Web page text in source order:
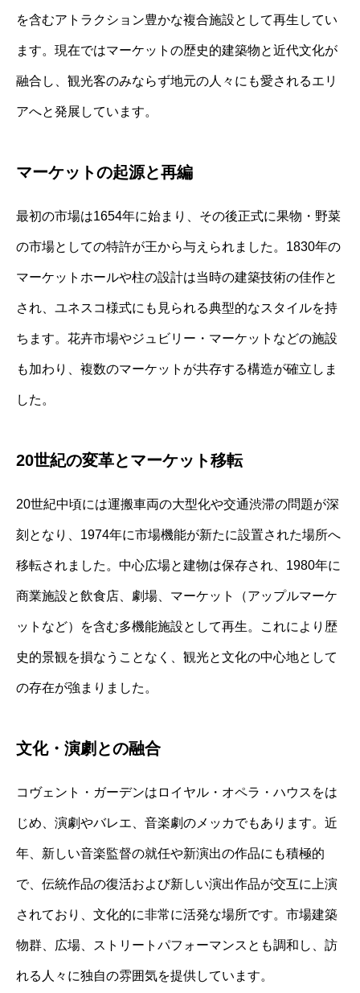
を含むアトラクション豊かな複合施設として再生してい
ます。現在ではマーケットの歴史的建築物と近代文化が
融合し、観光客のみならず地元の人々にも愛されるエリ
アへと発展しています。
マーケットの起源と再編
最初の市場は1654年に始まり、その後正式に果物・野菜
の市場としての特許が王から与えられました。1830年の
マーケットホールや柱の設計は当時の建築技術の佳作と
され、ユネスコ様式にも見られる典型的なスタイルを持
ちます。花卉市場やジュビリー・マーケットなどの施設
も加わり、複数のマーケットが共存する構造が確立しま
した。
20世紀の変革とマーケット移転
20世紀中頃には運搬車両の大型化や交通渋滞の問題が深
刻となり、1974年に市場機能が新たに設置された場所へ
移転されました。中心広場と建物は保存され、1980年に
商業施設と飲食店、劇場、マーケット（アップルマーケ
ットなど）を含む多機能施設として再生。これにより歴
史的景観を損なうことなく、観光と文化の中心地として
の存在が強まりました。
文化・演劇との融合
コヴェント・ガーデンはロイヤル・オペラ・ハウスをは
じめ、演劇やバレエ、音楽劇のメッカでもあります。近
年、新しい音楽監督の就任や新演出の作品にも積極的
で、伝統作品の復活および新しい演出作品が交互に上演
されており、文化的に非常に活発な場所です。市場建築
物群、広場、ストリートパフォーマンスとも調和し、訪
れる人々に独自の雰囲気を提供しています。